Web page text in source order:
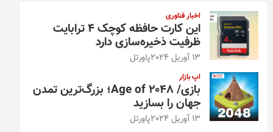
اخبار فناوری
این کارت حافظه کوچک ۴ ترابایت
ظرفیت ذخیره‌سازی دارد
13 آوریل 2024 پاورتل
اپ بازار
بازی/ Age of 2048؛ بزرگ‌ترین تمدن
جهان را بسازید
13 آوریل 2024 پاورتل